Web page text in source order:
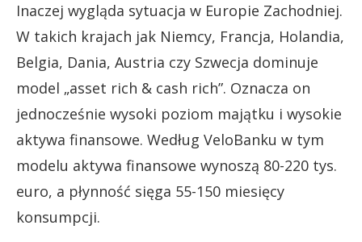
Inaczej wygląda sytuacja w Europie Zachodniej.
W takich krajach jak Niemcy, Francja, Holandia,
Belgia, Dania, Austria czy Szwecja dominuje
model „asset rich & cash rich”. Oznacza on
jednocześnie wysoki poziom majątku i wysokie
aktywa finansowe. Według VeloBanku w tym
modelu aktywa finansowe wynoszą 80-220 tys.
euro, a płynność sięga 55-150 miesięcy
konsumpcji.